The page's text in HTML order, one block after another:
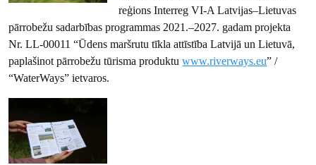
reģions Interreg VI-A Latvijas–Lietuvas
pārrobežu sadarbības programmas 2021.–2027. gadam projekta
Nr. LL-00011 “Ūdens maršrutu tīkla attīstība Latvijā un Lietuvā,
paplašinot pārrobežu tūrisma produktuwww.riverways.eu” /
“WaterWays” ietvaros.